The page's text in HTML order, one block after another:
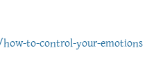
to-control-your-emotions